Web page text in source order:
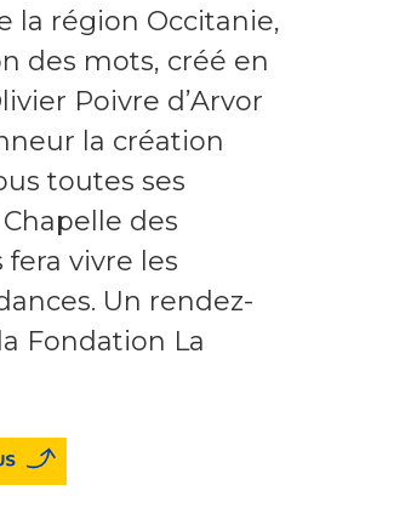
la région Occitanie,
des mots, créé en
Poivre d’Arvor
la création
toutes ses
des
vivre les
Un rendez-
Fondation La